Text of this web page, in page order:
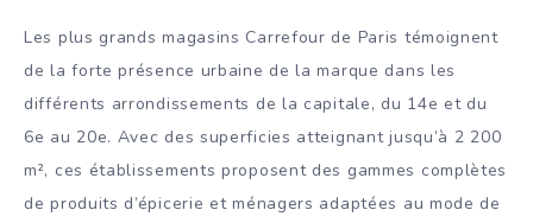
Les plus grands magasins Carrefour de Paris témoignent
de la forte présence urbaine de la marque dans les
différents arrondissements de la capitale, du 14e et du
6e au 20e. Avec des superficies atteignant jusqu’à 2 200
m², ces établissements proposent des gammes complètes
de produits d’épicerie et ménagers adaptées au mode de